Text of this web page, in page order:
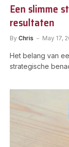
Een slimme
resultaten
By Chris May 17,
Het belang van
strategische